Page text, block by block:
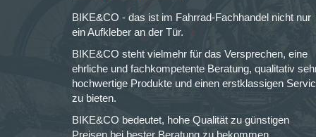
BIKE&CO - das ist im Fahrrad-Fachhandel nicht nur
ein Aufkleber an der Tür.
BIKE&CO steht vielmehr für das Versprechen, eine
ehrliche und fachkompetente Beratung, qualitativ
hochwertige Produkte und einen erstklassigen
zu bieten.
BIKE&CO bedeutet, hohe Qualität zu günstigen
Preisen bei bester Beratung zu bekommen.